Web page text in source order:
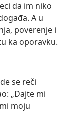
da im niko
A u
poverenje i
ka oporavku.
se reči
„Dajte mi
moju